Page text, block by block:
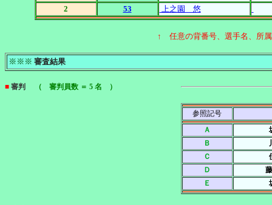
2
53 上之園 悠
↑ 任意の背番号、選手名、所
※※※ 審査結果
■ 審判 （ 審判員数 ＝ 5 名 ）
参照記号
Ａ
Ｂ
Ｃ
Ｄ
Ｅ